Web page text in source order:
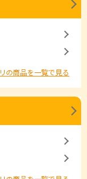
の商品を一覧で見る